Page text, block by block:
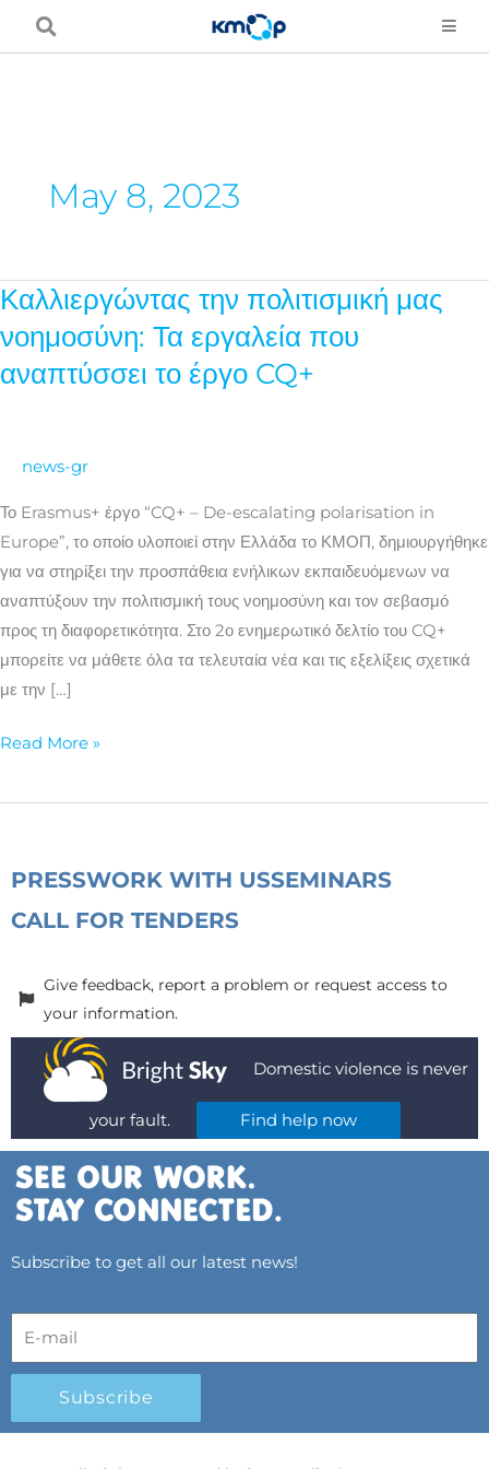
May 8, 2023
Καλλιεργώντας την πολιτισμική μας
νοημοσύνη: Τα εργαλεία που
αναπτύσσει το έργο CQ+
news-gr
Το Erasmus+ έργο “CQ+ – De-escalating polarisation in
Europe”, το οποίο υλοποιεί στην Ελλάδα το ΚΜΟΠ, δημιουργήθηκε
για να στηρίξει την προσπάθεια ενήλικων εκπαιδευόμενων να
αναπτύξουν την πολιτισμική τους νοημοσύνη και τον σεβασμό
προς τη διαφορετικότητα. Στο 2ο ενημερωτικό δελτίο του CQ+
μπορείτε να μάθετε όλα τα τελευταία νέα και τις εξελίξεις σχετικά
με την […]
Καλλιεργώντας
πολιτισμική
μας
εργαλεία
Read More »
PRESSWORK WITH USSEMINARS
CALL FOR TENDERS
Give feedback, report a problem or request access to
your information.
Domestic violence is never
your fault. Find help now
Subscribe to get all our latest news!
Subscribe